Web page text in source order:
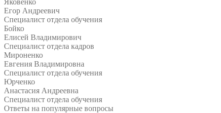
Егор Андреевич
Специалист отдела обучения
Бойко
Елисей Владимирович
Специалист отдела кадров
Мироненко
Евгения Владимировна
Специалист отдела обучения
Юрченко
Анастасия Андреевна
Специалист отдела обучения
Ответы на популярные вопросы